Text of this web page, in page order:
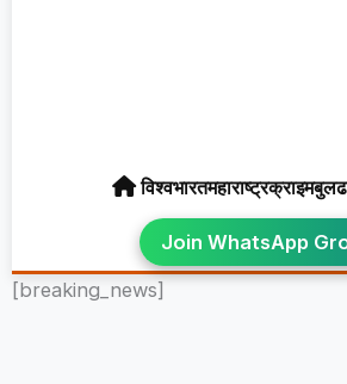
विश्वभारतमहाराष्ट्रक्राइम
Join WhatsApp
[breaking_news]